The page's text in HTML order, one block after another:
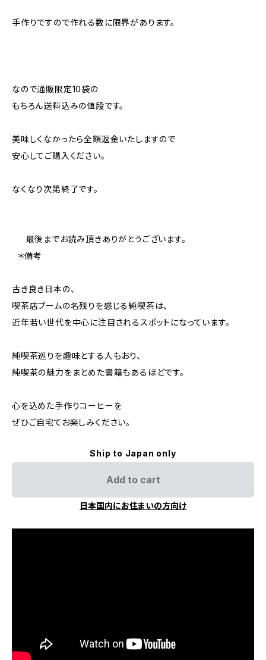
手作りですので作れる数に限界があります。
なので通販限定10袋の
もちろん送料込みの値段です。
美味しくなかったら全額返金いたしますので
安心してご購入ください。
なくなり次第終了です。
最後までお読み頂きありがとうございます。
＊備考
古き良き日本の、
喫茶店ブームの名残りを感じる純喫茶は、
近年若い世代を中心に注目されるスポットになっています。
純喫茶巡りを趣味とする人もおり、
純喫茶の魅力をまとめた書籍もあるほどです。
心を込めた手作りコーヒーを
ぜひご自宅てお楽しみください。
Ship to Japan only
Add to cart
日本国内にお住まいの方向け